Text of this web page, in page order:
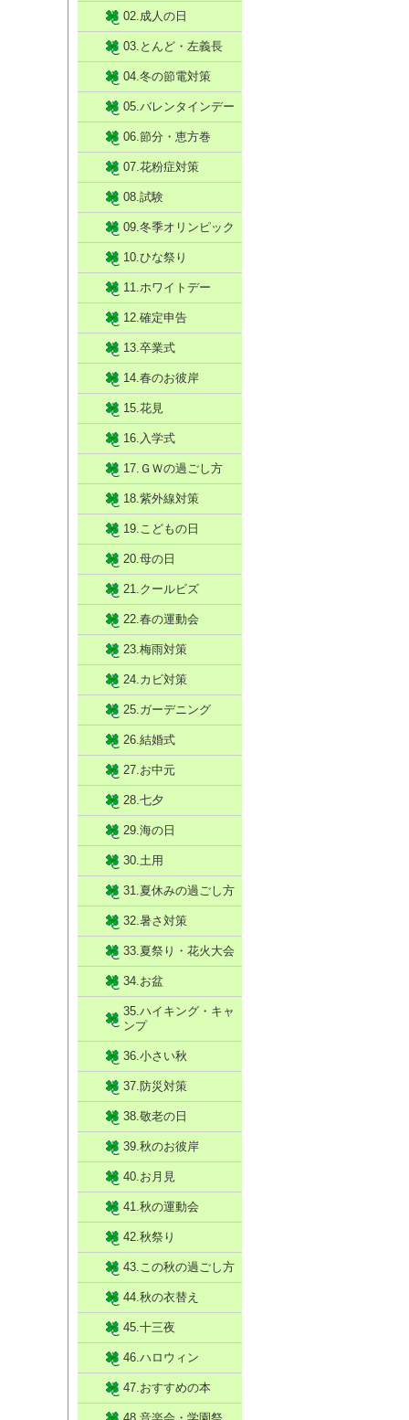
02.成人の日
03.とんど・左義長
04.冬の節電対策
05.バレンタインデー
06.節分・恵方巻
07.花粉症対策
08.試験
09.冬季オリンピック
10.ひな祭り
11.ホワイトデー
12.確定申告
13.卒業式
14.春のお彼岸
15.花見
16.入学式
17.ＧＷの過ごし方
18.紫外線対策
19.こどもの日
20.母の日
21.クールビズ
22.春の運動会
23.梅雨対策
24.カビ対策
25.ガーデニング
26.結婚式
27.お中元
28.七夕
29.海の日
30.土用
31.夏休みの過ごし方
32.暑さ対策
33.夏祭り・花火大会
34.お盆
35.ハイキング・キャ
ンプ
36.小さい秋
37.防災対策
38.敬老の日
39.秋のお彼岸
40.お月見
41.秋の運動会
42.秋祭り
43.この秋の過ごし方
44.秋の衣替え
45.十三夜
46.ハロウィン
47.おすすめの本
48.音楽会・学園祭